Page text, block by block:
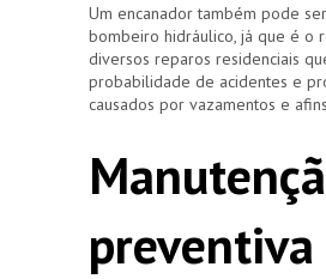
Um encanador também pode
bombeiro hidráulico, já que é o
diversos reparos residenciais
probabilidade de acidentes e
causados por vazamentos e